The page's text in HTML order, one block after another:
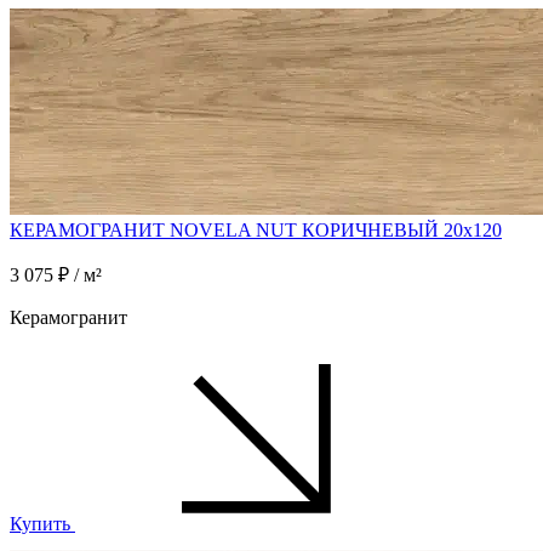
КЕРАМОГРАНИТ NOVELA NUT КОРИЧНЕВЫЙ 20x120
3 075 ₽ / м²
Керамогранит
Купить